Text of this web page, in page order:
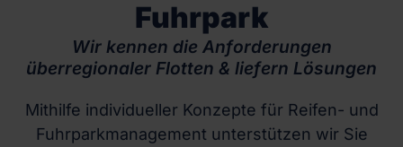
Fuhrpark
Wir kennen die Anforderungen
überregionaler Flotten & liefern Lösungen
Mithilfe individueller Konzepte für Reifen- und
Fuhrparkmanagement unterstützen wir Sie